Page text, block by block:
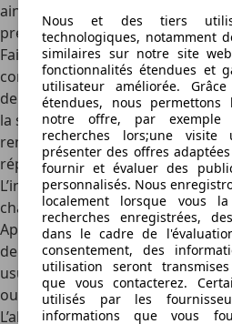
Nous et des tiers
technologiques, notamment
similaires sur notre site
fonctionnalités étendues et
utilisateur améliorée.
étendues, nous permettons
notre offre, par exemple
recherches lors;une visite
présenter des offres
fournir et évaluer des
personnalisés. Nous
localement lorsque vous
recherches enregistrées,
dans le cadre de
consentement, des
utilisation seront
que vous contacterez.
utilisés par les
informations que vous
ainsi des coûts supplémentaires
prématuré.
Faire appel à un professionnel
conforme aux normes de
de l’équipement adapté pour
la structure interne et
remplacement. De plus, il offre
réparation, assurant une
L’importance de vérifier l’usure
chaque réparation de pneu
Après chaque réparation, il est
de la bande de roulement et
usure irrégulière peut indiquer
ou de pression, réduisant la
L’alignement garantit une